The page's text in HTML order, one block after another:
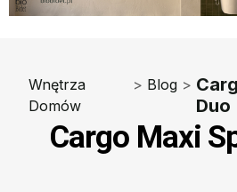
Wnętrza
Domów
> Blog >
Duo
Cargo Maxi